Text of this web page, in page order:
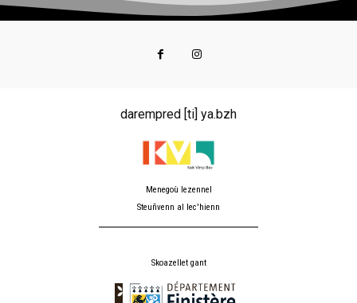
darempred [ti] ya.bzh
Menegoù lezennel
Steuñvenn al lec'hienn
Skoazellet gant